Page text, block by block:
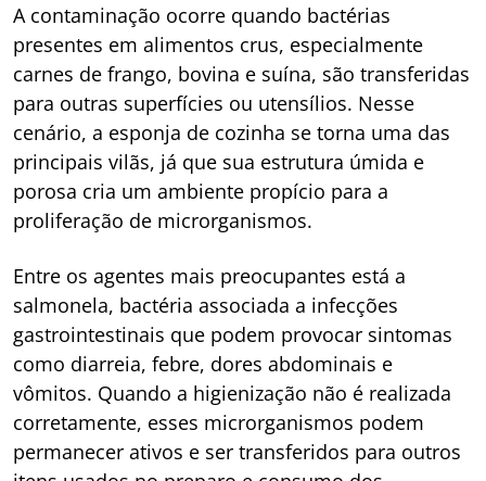
A contaminação ocorre quando bactérias
presentes em alimentos crus, especialmente
carnes de frango, bovina e suína, são transferidas
para outras superfícies ou utensílios. Nesse
cenário, a esponja de cozinha se torna uma das
principais vilãs, já que sua estrutura úmida e
porosa cria um ambiente propício para a
proliferação de microrganismos.
Entre os agentes mais preocupantes está a
salmonela, bactéria associada a infecções
gastrointestinais que podem provocar sintomas
como diarreia, febre, dores abdominais e
vômitos. Quando a higienização não é realizada
corretamente, esses microrganismos podem
permanecer ativos e ser transferidos para outros